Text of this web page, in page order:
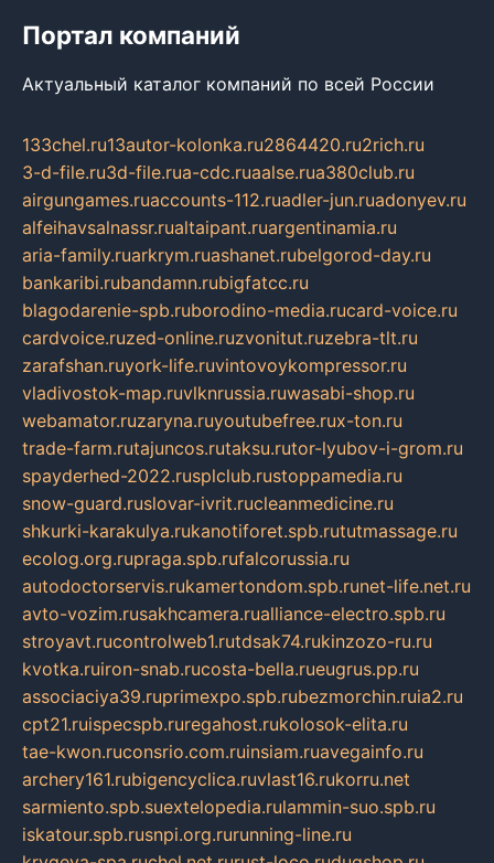
Портал компаний
Актуальный каталог компаний по всей России
133chel.ru13autor-kolonka.ru2864420.ru2rich.ru
3-d-file.ru3d-file.rua-cdc.ruaalse.rua380club.ru
airgungames.ruaccounts-112.ruadler-jun.ruadonyev.ru
alfeihavsalnassr.rualtaipant.ruargentinamia.ru
aria-family.ruarkrym.ruashanet.rubelgorod-day.ru
bankaribi.rubandamn.rubigfatcc.ru
blagodarenie-spb.ruborodino-media.rucard-voice.ru
cardvoice.ruzed-online.ruzvonitut.ruzebra-tlt.ru
zarafshan.ruyork-life.ruvintovoykompressor.ru
vladivostok-map.ruvlknrussia.ruwasabi-shop.ru
webamator.ruzaryna.ruyoutubefree.rux-ton.ru
trade-farm.rutajuncos.rutaksu.rutor-lyubov-i-grom.ru
spayderhed-2022.rusplclub.rustoppamedia.ru
snow-guard.ruslovar-ivrit.rucleanmedicine.ru
shkurki-karakulya.rukanotiforet.spb.rututmassage.ru
ecolog.org.rupraga.spb.rufalcorussia.ru
autodoctorservis.rukamertondom.spb.runet-life.net.ru
avto-vozim.rusakhcamera.rualliance-electro.spb.ru
stroyavt.rucontrolweb1.rutdsak74.rukinzozo-ru.ru
kvotka.ruiron-snab.rucosta-bella.rueugrus.pp.ru
associaciya39.ruprimexpo.spb.rubezmorchin.ruia2.ru
cpt21.ruispecspb.ruregahost.rukolosok-elita.ru
tae-kwon.ruconsrio.com.ruinsiam.ruavegainfo.ru
archery161.rubigencyclica.ruvlast16.rukorru.net
sarmiento.spb.suextelopedia.rulammin-suo.spb.ru
iskatour.spb.rusnpi.org.rurunning-line.ru